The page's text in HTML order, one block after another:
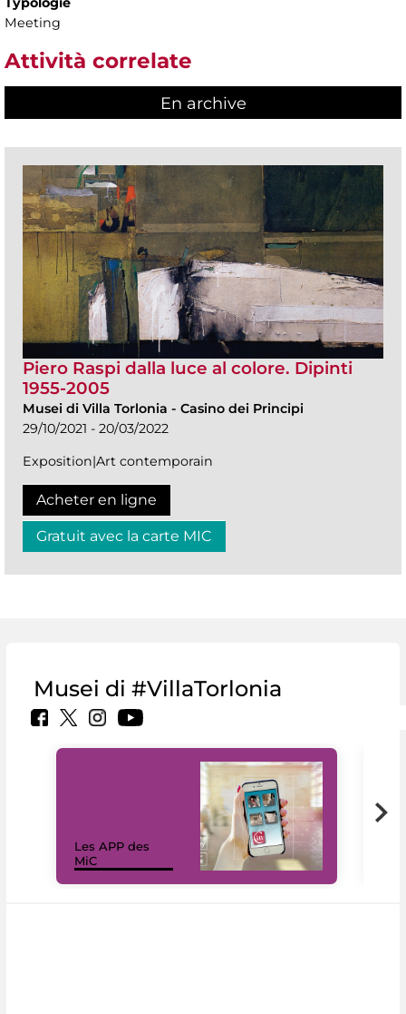
Meeting
Attività correlate
En archive
Piero Raspi dalla luce al colore. Dipinti
1955-2005
Musei di Villa Torlonia - Casino dei Principi
29/10/2021 - 20/03/2022
Exposition|Art contemporain
Acheter en ligne
Gratuit avec la carte MIC
Musei di #VillaTorlonia
Les APP des
MiC